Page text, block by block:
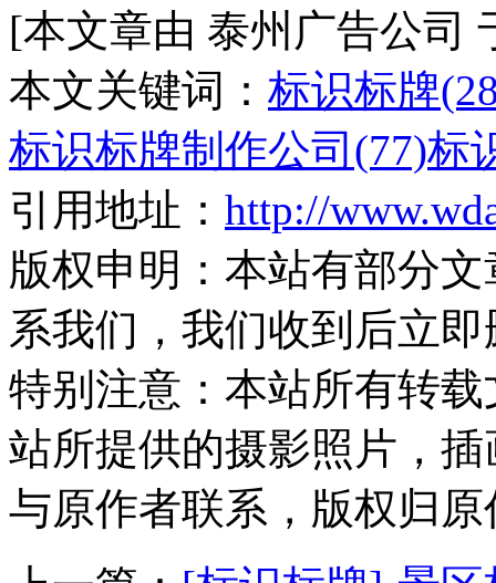
[本文章由 泰州广告公司
本文关键词： 标识标牌
标识标牌制作公司(77)标
引用地址： http://
版权申明： 本站有部分
系我们，我们收到后立
特别注意： 本站所有转
站所提供的摄影照片，
与原作者联系，版权归